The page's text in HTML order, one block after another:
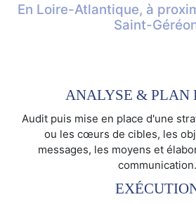
En Loire-Atlantique, à
Saint-
ANALYSE & PLAN
Audit puis mise en place d'une
ou les cœurs de cibles, les
messages, les moyens et
communication.